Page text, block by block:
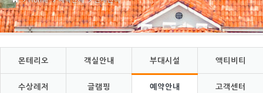
몬테리오 객실안내 부대시설 액티비티
수상레저 글램핑 예약안내 고객센터